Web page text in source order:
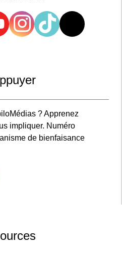
? Apprenez
impliquer. Numéro
de bienfaisance